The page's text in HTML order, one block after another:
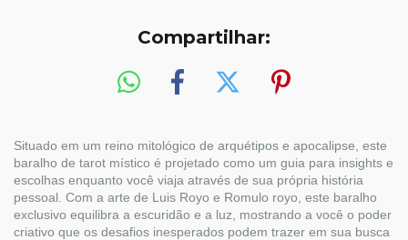
Compartilhar:
Situado em um reino mitológico de arquétipos e apocalipse, este
baralho de tarot místico é projetado como um guia para insights e
escolhas enquanto você viaja através de sua própria história
pessoal. Com a arte de Luis Royo e Romulo royo, este baralho
exclusivo equilibra a escuridão e a luz, mostrando a você o poder
criativo que os desafios inesperados podem trazer em sua busca